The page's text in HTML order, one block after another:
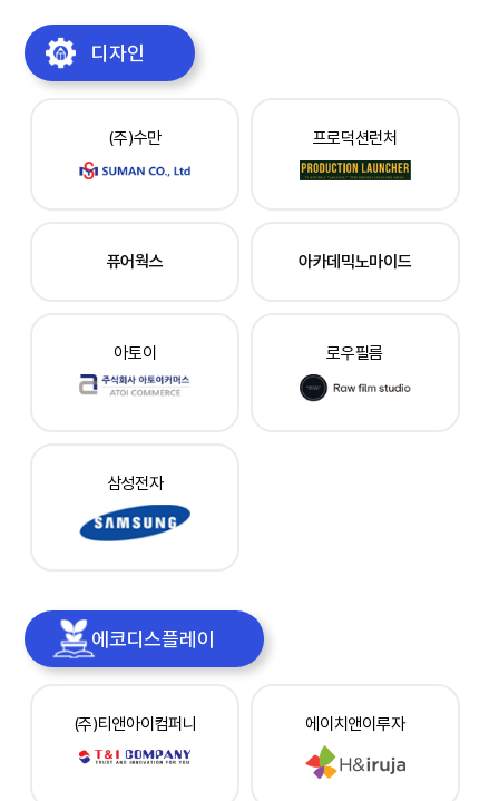
디자인
(주)수만 프로덕션런처
퓨어웍스 아카데믹노마이드
아토이 로우필름
삼성전자
에코디스플레이
(주)티앤아이컴퍼니 에이치앤이루자